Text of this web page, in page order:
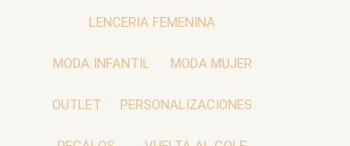
LENCERIA FEMENINA
MODA INFANTIL MODA MUJER
OUTLET PERSONALIZACIONES